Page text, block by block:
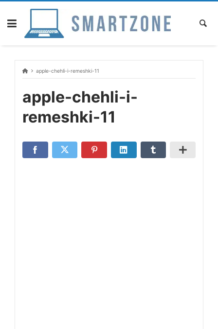
Skip
content
apple-chehli-i-remeshki-11
apple-chehli-i-
remeshki-11